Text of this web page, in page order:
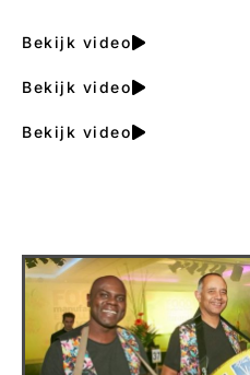
Bekijk video
Bekijk video
Bekijk video